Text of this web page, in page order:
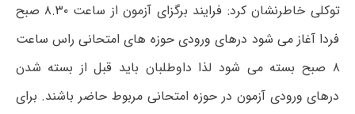
توکلی خاطرنشان کرد: فرایند برگزای آزمون از ساعت ۸.۳۰ صبح
فردا آغاز می شود درهای ورودی حوزه های امتحانی راس ساعت
۸ صبح بسته می شود لذا داوطلبان باید قبل از بسته شدن
درهای ورودی آزمون در حوزه امتحانی مربوط حاضر باشند. برای